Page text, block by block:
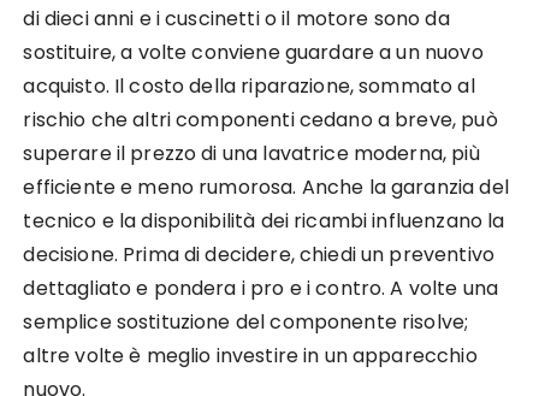
di dieci anni e i cuscinetti o il motore sono da
sostituire, a volte conviene guardare a un nuovo
acquisto. Il costo della riparazione, sommato al
rischio che altri componenti cedano a breve, può
superare il prezzo di una lavatrice moderna, più
efficiente e meno rumorosa. Anche la garanzia del
tecnico e la disponibilità dei ricambi influenzano la
decisione. Prima di decidere, chiedi un preventivo
dettagliato e pondera i pro e i contro. A volte una
semplice sostituzione del componente risolve;
altre volte è meglio investire in un apparecchio
nuovo.